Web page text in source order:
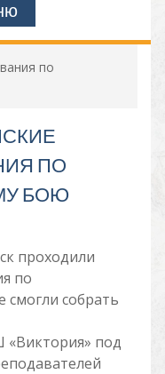
по
ПО
БОЮ
проходили
по
собрать
под